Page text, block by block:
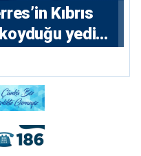
Kıbrıs
yedi